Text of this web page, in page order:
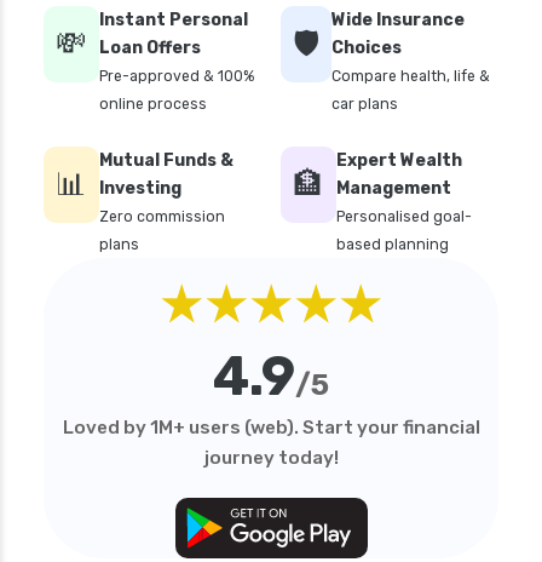
💸
Instant Personal
Loan Offers
Pre-approved & 100%
online process
🛡️
Wide Insurance
Choices
Compare health, life &
car plans
📊
Mutual Funds &
Investing
Zero commission
plans
🏦
Expert Wealth
Management
Personalised goal-
based planning
★★★★★
4.9/5
Loved by 1M+ users (web). Start your financial
journey today!